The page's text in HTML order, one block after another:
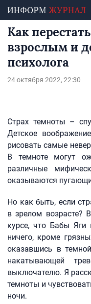
Как
взрослым и
психолога
24 октября 2022, 22:30
Страх темноты –
Детское
рисовать самые
В темноте могут
различные
оказываются
Но как быть, если
в зрелом возрасте?
курсе, что Бабы Яги
ничего, кроме
оказавшись в
накатывающей
выключателю. Я
темноты и
ночи.